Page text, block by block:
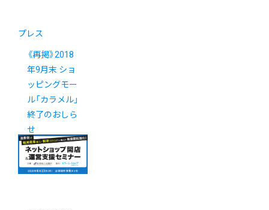
プレス
《再掲》2018
年9月末 ショ
ッピングモー
ル「カラメル」
終了のおしら
せ